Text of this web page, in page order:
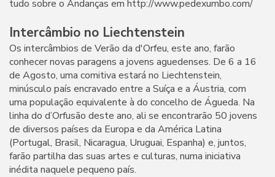
tudo sobre o Andanças em http://www.pedexumbo.com/
Intercâmbio no Liechtenstein
Os intercâmbios de Verão da d'Orfeu, este ano, farão
conhecer novas paragens a jovens aguedenses. De 6 a 16
de Agosto, uma comitiva estará no Liechtenstein,
minúsculo país encravado entre a Suíça e a Áustria, com
uma população equivalente à do concelho de Águeda. Na
linha do d’Orfusão deste ano, ali se encontrarão 50 jovens
de diversos países da Europa e da América Latina
(Portugal, Brasil, Nicaragua, Uruguai, Espanha) e, juntos,
farão partilha das suas artes e culturas, numa iniciativa
inédita naquele pequeno país.